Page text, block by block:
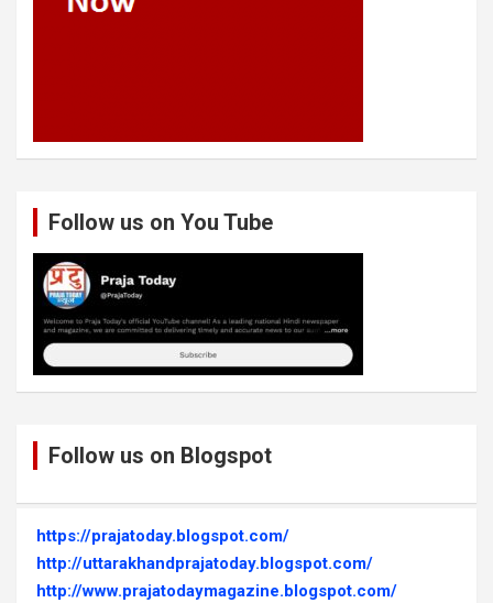
Follow us on You Tube
Follow us on Blogspot
https://prajatoday.blogspot.com/
http://uttarakhandprajatoday.blogspot.com/
http://www.prajatodaymagazine.blogspot.com/